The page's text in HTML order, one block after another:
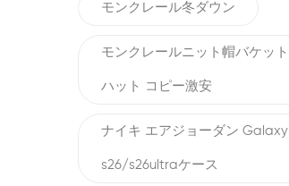
モンクレール冬ダウン
モンクレールニット帽バケット
ハット コピー激安
ナイキ エアジョーダン Galaxy
s26/s26ultraケース